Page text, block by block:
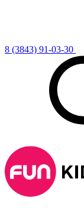
8 (3843) 91-03-30